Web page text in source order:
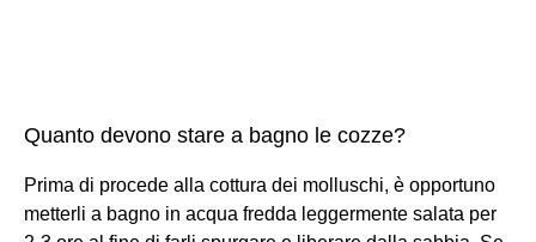
Quanto devono stare a bagno le cozze?
Prima di procede alla cottura dei molluschi, è opportuno
metterli a bagno in acqua fredda leggermente salata per